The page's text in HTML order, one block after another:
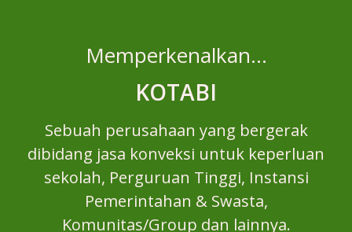
Memperkenalkan…
KOTABI
Sebuah perusahaan yang bergerak
dibidang jasa konveksi untuk keperluan
sekolah, Perguruan Tinggi, Instansi
Pemerintahan & Swasta,
Komunitas/Group dan lainnya.